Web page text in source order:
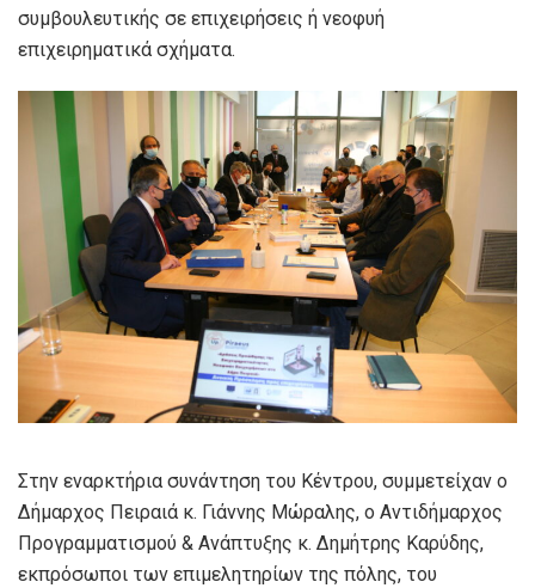
συμβουλευτικής σε επιχειρήσεις ή νεοφυή
επιχειρηματικά σχήματα.
Στην εναρκτήρια συνάντηση του Κέντρου, συμμετείχαν ο
Δήμαρχος Πειραιά κ. Γιάννης Μώραλης, ο Αντιδήμαρχος
Προγραμματισμού & Ανάπτυξης κ. Δημήτρης Καρύδης,
εκπρόσωποι των επιμελητηρίων της πόλης, του